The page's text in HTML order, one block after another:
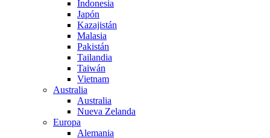
Indonesia
Japón
Kazajistán
Malasia
Pakistán
Tailandia
Taiwán
Vietnam
Australia
Australia
Nueva Zelanda
Europa
Alemania